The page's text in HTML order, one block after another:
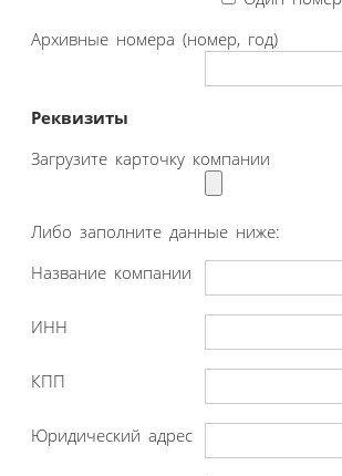
Архивные номера (номер, год)
Реквизиты
Загрузите карточку компании
Либо заполните данные ниже:
Название компании
ИНН
КПП
Юридический адрес